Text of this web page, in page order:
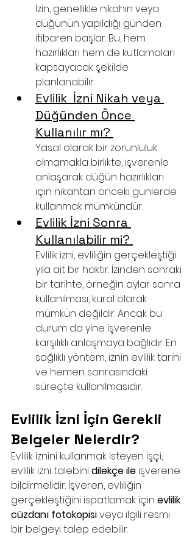
İzin, genellikle nikahın veya
düğünün yapıldığı günden
itibaren başlar. Bu, hem
hazırlıkları hem de kutlamaları
kapsayacak şekilde
planlanabilir.
Evlilik  İzni Nikah veya
Düğünden Önce
Kullanılır mı?
Yasal olarak bir zorunluluk
olmamakla birlikte, işverenle
anlaşarak düğün hazırlıkları
için nikahtan önceki günlerde
kullanmak mümkündür.
Evlilik İzni Sonra
Kullanılabilir mi?
Evlilik izni, evliliğin gerçekleştiği
yıla ait bir haktır. İzinden sonraki
bir tarihte, örneğin aylar sonra
kullanılması, kural olarak
mümkün değildir. Ancak bu
durum da yine işverenle
karşılıklı anlaşmaya bağlıdır. En
sağlıklı yöntem, iznin evlilik tarihi
ve hemen sonrasındaki
süreçte kullanılmasıdır.
Evlilik İzni İçin Gerekli
Belgeler Nelerdir?
Evlilik iznini kullanmak isteyen işçi,
evlilik izni talebini dilekçe ile işverene
bildirmelidir. İşveren, evliliğin
gerçekleştiğini ispatlamak için evlilik
cüzdanı fotokopisi veya ilgili resmi
bir belgeyi talep edebilir.